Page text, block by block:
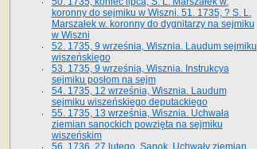
koronny do sejmiku w Wiszni. 51. 1735, ? S. L.
Marszałek w. koronny do dygnitarzy na sejmiku
w Wiszni
52. 1735, 9 września, Wisznia. Laudum sejmiku
wiszeńskiego
53. 1735, 9 września, Wisznia. Instrukcya
sejmiku posłom na sejm
54. 1735, 12 września, Wisznia. Laudum
sejmiku wiszeńskiego deputackiego
55. 1735, 13 września, Wisznia. Uchwała
ziemian sanockich powzięta na sejmiku
wiszeńskim
56. 1736, 27 lutego, Sanok. Uchwały ziemian